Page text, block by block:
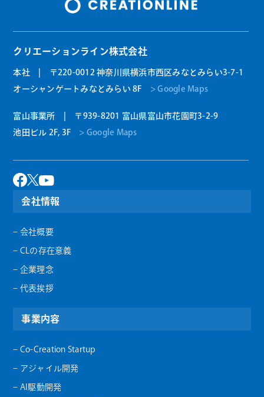
クリエーションライン株式会社
本社 | 〒220-0012 神奈川県横浜市西区みなとみらい3-7-1
オーシャンゲートみなとみらい 8F > Google Maps
富山事業所 | 〒939-8201 富山県富山市花園町3-2-9
池田ビル 2F, 3F > Google Maps
会社情報
– 会社概要
– CLの存在意義
– 企業理念
– 代表挨拶
事業内容
– Co-Creation Startup
– アジャイル開発
– AI駆動開発